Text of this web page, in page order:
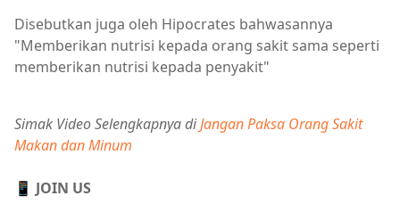
Disebutkan juga oleh Hipocrates bahwasannya
"Memberikan nutrisi kepada orang sakit sama seperti
memberikan nutrisi kepada penyakit"
Simak Video Selengkapnya diJangan Paksa Orang Sakit
Makan dan Minum
📱 JOIN US